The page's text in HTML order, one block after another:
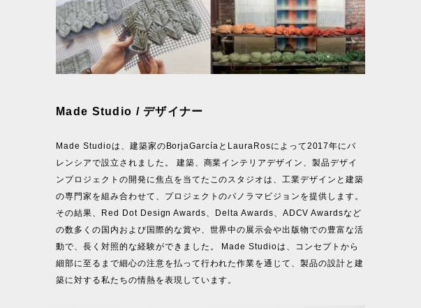
Made Studio / デザイナー
Made Studioは、建築家のBorjaGarcíaとLauraRosによって2017年にバ
レンシアで設立されました。 建築、商業インテリアデザイン、製品デザイ
ンプロジェクトの開発に焦点を当てたこのスタジオは、工業デザインと建築
の専門家を組み合わせて、プロジェクトのパノラマビジョンを提供します。
その結果、Red Dot Design Awards、Delta Awards、ADCV Awardsなど
の数多くの国内および国際的な賞や、世界中の展示会や出版物での豊富な活
動で、長く対照的な経験ができました。 Made Studioは、コンセプトから
細部に至るまで細心の注意を払って行われた作業を通じて、製品の設計と建
築に対する私たちの情熱を表現しています。